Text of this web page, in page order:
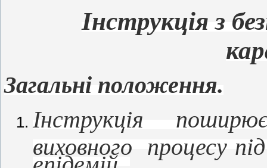
Інструкція з
Загальні положення.
Інструкція
виховного процесу
епідемій.